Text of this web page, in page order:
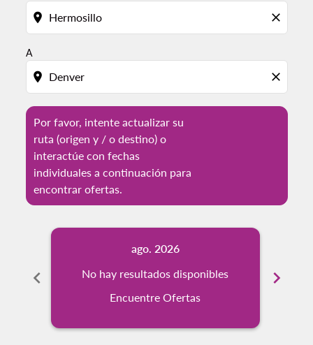
location_on close
A
location_on close
Por favor, intente actualizar su
ruta (origen y / o destino) o
interactúe con fechas
individuales a continuación para
encontrar ofertas.
chevron_left
ago. 2026
No hay resultados disponibles
Encuentre Ofertas
chevron_right